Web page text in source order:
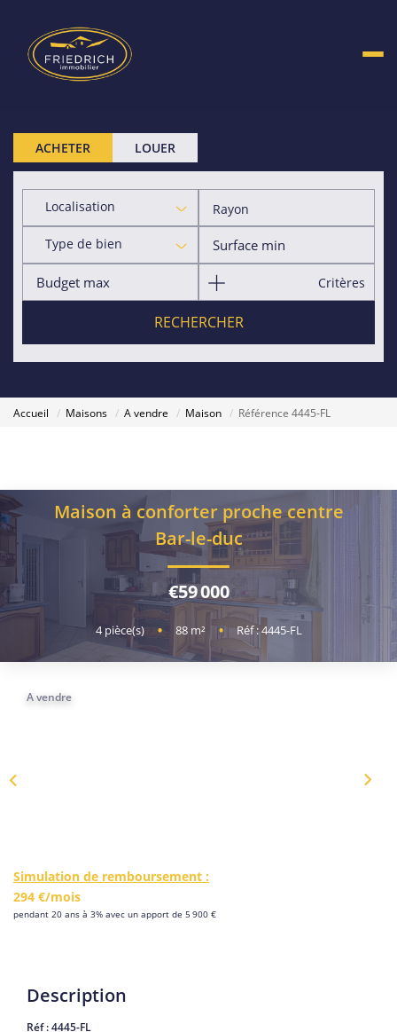
ACHETER LOUER
Localisation Rayon
Type de bien
Critères
RECHERCHER
Accueil Maisons A vendre Maison Référence 4445-FL
Maison à conforter proche centre
Bar-le-duc
€59 000
4pièce(s) • 88m² • Réf : 4445-FL
A vendre
Simulation de remboursement :
294 €/mois
pendant 20 ans à 3% avec un apport de 5 900 €
Description
Réf : 4445-FL